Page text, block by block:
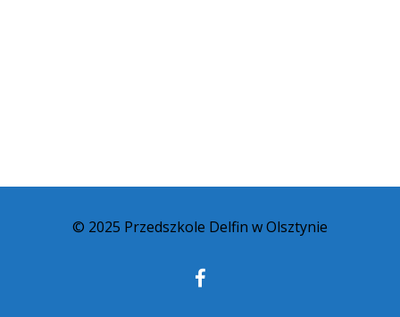
© 2025 Przedszkole Delfin w Olsztynie